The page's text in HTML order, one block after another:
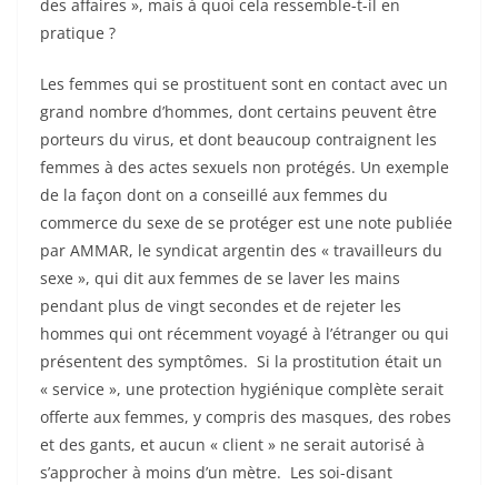
des affaires », mais à quoi cela ressemble-t-il en
pratique ?
Les femmes qui se prostituent sont en contact avec un
grand nombre d’hommes, dont certains peuvent être
porteurs du virus, et dont beaucoup contraignent les
femmes à des actes sexuels non protégés. Un exemple
de la façon dont on a conseillé aux femmes du
commerce du sexe de se protéger est une note publiée
par AMMAR, le syndicat argentin des « travailleurs du
sexe », qui dit aux femmes de se laver les mains
pendant plus de vingt secondes et de rejeter les
hommes qui ont récemment voyagé à l’étranger ou qui
présentent des symptômes. Si la prostitution était un
« service », une protection hygiénique complète serait
offerte aux femmes, y compris des masques, des robes
et des gants, et aucun « client » ne serait autorisé à
s’approcher à moins d’un mètre. Les soi-disant